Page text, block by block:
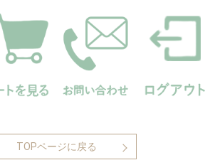
TOPページに戻る